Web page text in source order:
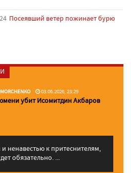
Посеявший ветер пожинает бурю
03.06.2026, 23:29
убит Исомитдин Акбаров
ненавестью к притеснителям,
обязательно. ...